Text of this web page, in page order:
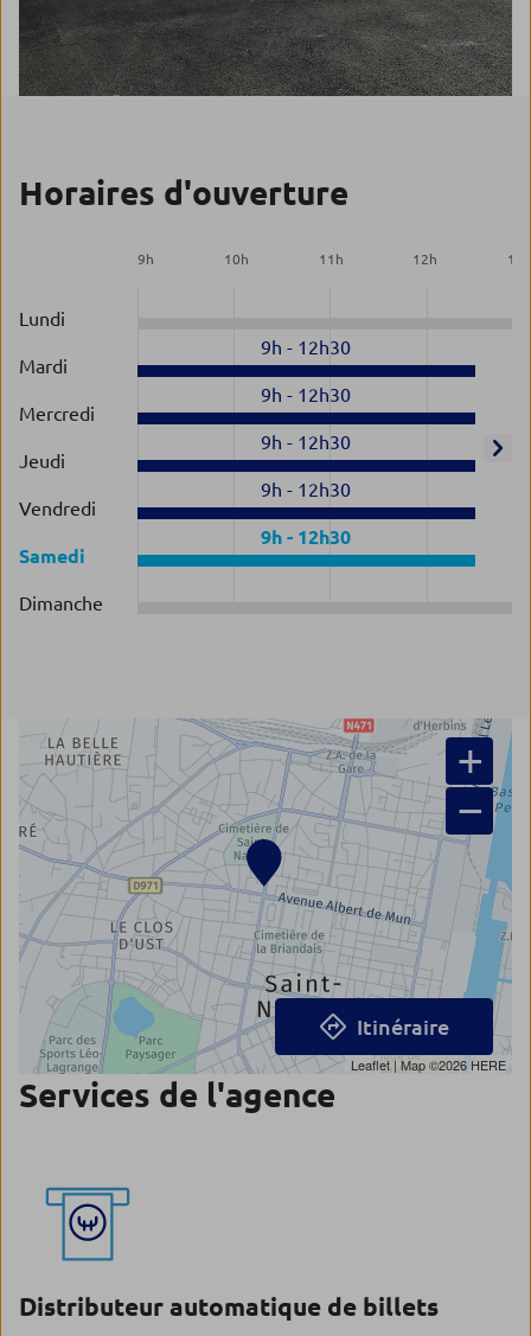
Horaires d'ouverture
9h 10h 11 h 12h 13
Lundi
Mardi
9h - 12h30
Mercredi
9h - 12h30
Jeudi
9h - 12h30
Vendredi
9h - 12h30
Samedi
9h - 12h30
Dimanche
+
−
Leaflet| Map ©2026 HERE
Itinéraire
Services de l'agence
Distributeur automatique de billets